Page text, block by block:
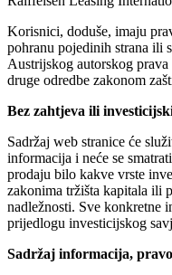
Korisnici, doduše, imaju
pohranu pojedinih strana ili
Austrijskog autorskog
druge odredbe zakonom
Bez zahtjeva ili
Sadržaj web stranice će
informacija i neće se
prodaju bilo kakve vrste
zakonima tržišta kapitala ili
nadležnosti. Sve konkretne
prijedlogu investicijskog
Sadržaj informacija,